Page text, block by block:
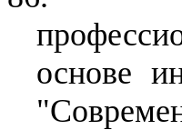
основе